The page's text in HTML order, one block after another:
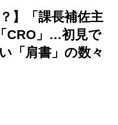
】「課長補佐主
CRO」…初見で
「肩書」の数々